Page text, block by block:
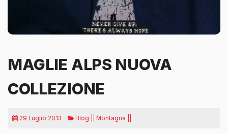
MAGLIE ALPS NUOVA
COLLEZIONE
29 Luglio 2013 Blog || Montagna ||